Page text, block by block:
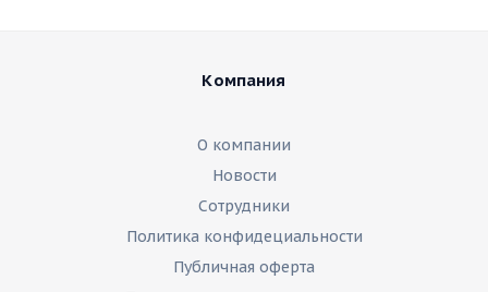
Компания
О компании
Новости
Сотрудники
Политика конфидециальности
Публичная оферта